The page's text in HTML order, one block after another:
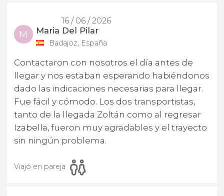
16 / 06 / 2026
M Maria Del Pilar
Badajoz, España
Contactaron con nosotros el día antes de
llegar y nos estaban esperando habiéndonos
dado las indicaciones necesarias para llegar.
Fue fácil y cómodo. Los dos transportistas,
tanto de la llegada Zoltán como al regresar
Izabella, fueron muy agradables y el trayecto
sin ningún problema.
Viajó en pareja